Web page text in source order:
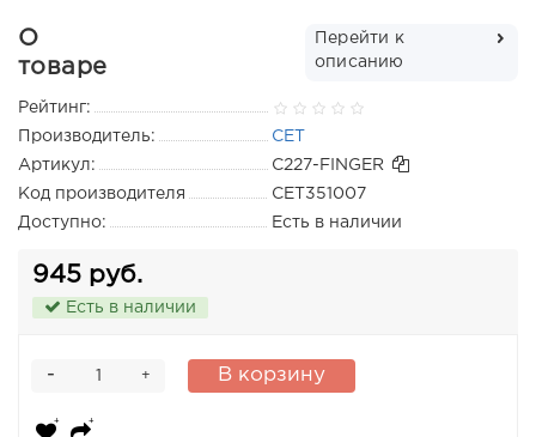
О
товаре
Перейти к
описанию
Рейтинг:
Производитель:
CET
Артикул:
C227-FINGER
Код производителя
CET351007
Доступно:
Есть в наличии
945 руб.
Есть в наличии
+
- В корзину